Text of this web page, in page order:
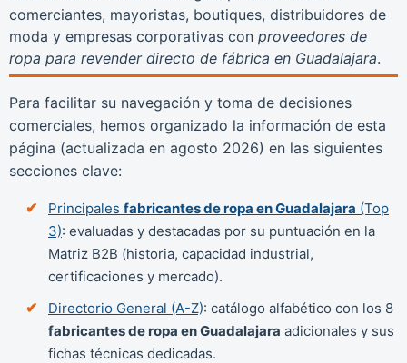
comerciantes, mayoristas, boutiques, distribuidores de
moda y empresas corporativas con proveedores de
ropa para revender directo de fábrica en Guadalajara.
Para facilitar su navegación y toma de decisiones
comerciales, hemos organizado la información de esta
página (actualizada en agosto 2026) en las siguientes
secciones clave:
Principales fabricantes de ropa en Guadalajara (Top
3): evaluadas y destacadas por su puntuación en la
Matriz B2B (historia, capacidad industrial,
certificaciones y mercado).
Directorio General (A-Z): catálogo alfabético con los 8
fabricantes de ropa en Guadalajara adicionales y sus
fichas técnicas dedicadas.